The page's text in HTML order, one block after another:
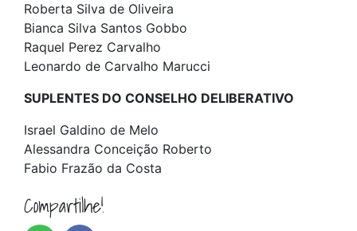
Roberta Silva de Oliveira
Bianca Silva Santos Gobbo
Raquel Perez Carvalho
Leonardo de Carvalho Marucci
SUPLENTES DO CONSELHO DELIBERATIVO
Israel Galdino de Melo
Alessandra Conceição Roberto
Fabio Frazão da Costa
Compartilhe!